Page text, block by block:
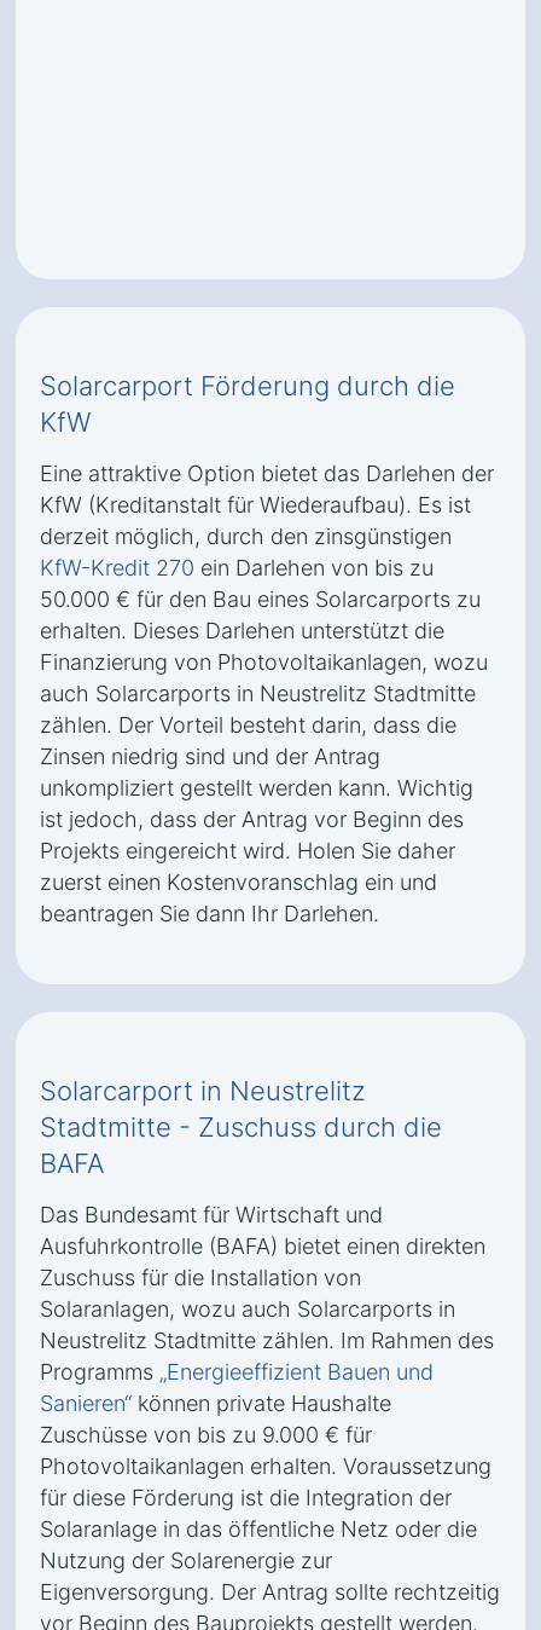
Solarcarport Förderung durch die
KfW
Eine attraktive Option bietet das Darlehen der
KfW (Kreditanstalt für Wiederaufbau). Es ist
derzeit möglich, durch den zinsgünstigen
KfW-Kredit 270 ein Darlehen von bis zu
50.000 € für den Bau eines Solarcarports zu
erhalten. Dieses Darlehen unterstützt die
Finanzierung von Photovoltaikanlagen, wozu
auch Solarcarports in Neustrelitz Stadtmitte
zählen. Der Vorteil besteht darin, dass die
Zinsen niedrig sind und der Antrag
unkompliziert gestellt werden kann. Wichtig
ist jedoch, dass der Antrag vor Beginn des
Projekts eingereicht wird. Holen Sie daher
zuerst einen Kostenvoranschlag ein und
beantragen Sie dann Ihr Darlehen.
Solarcarport in Neustrelitz
Stadtmitte - Zuschuss durch die
BAFA
Das Bundesamt für Wirtschaft und
Ausfuhrkontrolle (BAFA) bietet einen direkten
Zuschuss für die Installation von
Solaranlagen, wozu auch Solarcarports in
Neustrelitz Stadtmitte zählen. Im Rahmen des
Programms „Energieeffizient Bauen und
Sanieren“ können private Haushalte
Zuschüsse von bis zu 9.000 € für
Photovoltaikanlagen erhalten. Voraussetzung
für diese Förderung ist die Integration der
Solaranlage in das öffentliche Netz oder die
Nutzung der Solarenergie zur
Eigenversorgung. Der Antrag sollte rechtzeitig
vor Beginn des Bauprojekts gestellt werden.